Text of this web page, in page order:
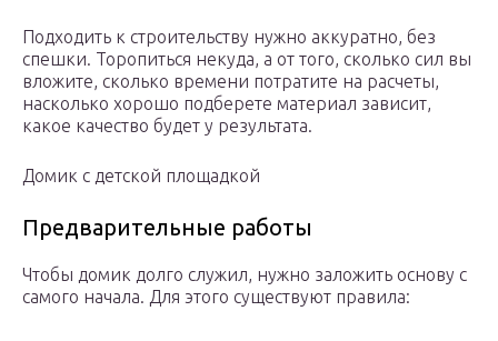
Подходить к строительству нужно аккуратно, без
спешки. Торопиться некуда, а от того, сколько сил вы
вложите, сколько времени потратите на расчеты,
насколько хорошо подберете материал зависит,
какое качество будет у результата.
Домик с детской площадкой
Предварительные работы
Чтобы домик долго служил, нужно заложить основу с
самого начала. Для этого существуют правила: